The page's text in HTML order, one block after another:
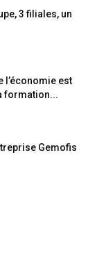
3 filiales, un
l’économie est
formation...
Gemofis